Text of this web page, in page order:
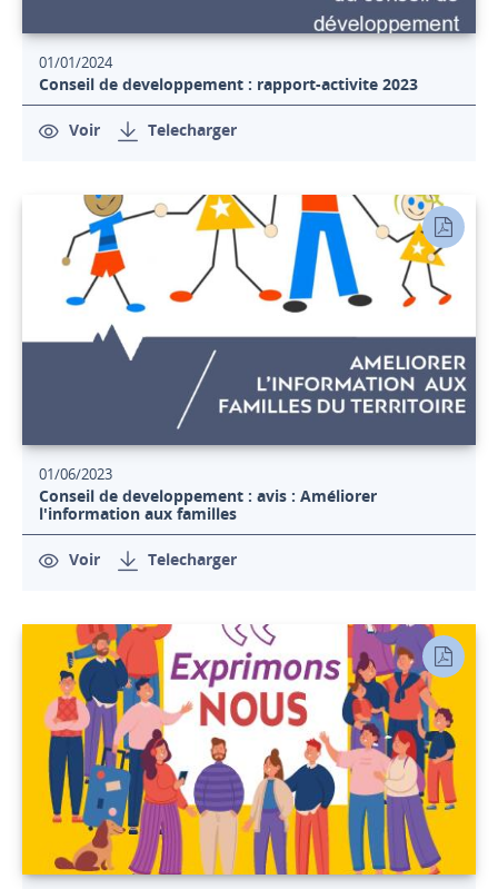
01/01/2024
Conseil de developpement : rapport-activite 2023
Voir Telecharger
01/06/2023
Conseil de developpement : avis : Améliorer
l'information aux familles
Voir Telecharger